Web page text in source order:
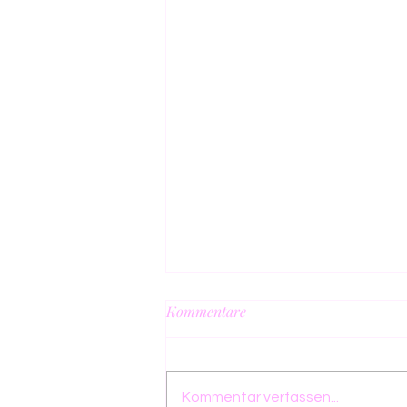
Kommentare
Kommentar verfassen...